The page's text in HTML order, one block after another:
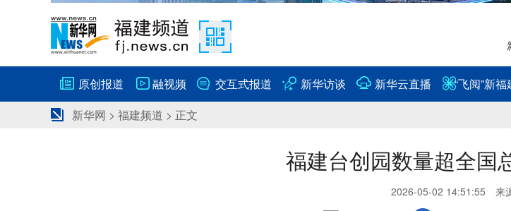
原创报道 融视频 交互式报道 新华访谈 新华云直播 “飞阅”新福
新华网 > 福建频道 > 正文
福建台创园数量超全国
2026-05-02 14:51:55 来